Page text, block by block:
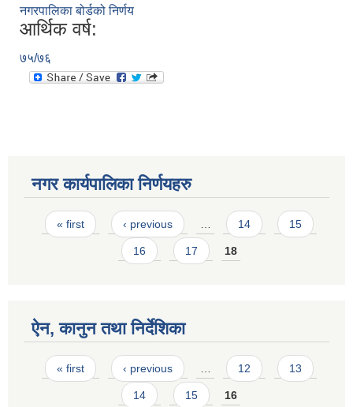
नगरपालिका बोर्डको निर्णय
आर्थिक वर्ष:
७५/७६
नगर कार्यपालिका निर्णयहरु
Pages
« first ‹ previous … 14 15
16 17 18
ऐन, कानुन तथा निर्देशिका
Pages
« first ‹ previous 12 13
14 15 16